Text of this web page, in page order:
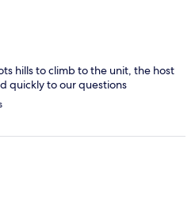
hills to climb to the unit, the host
quickly to our questions